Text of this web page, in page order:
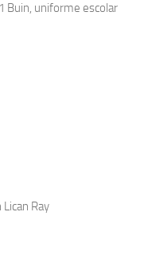
Buin, uniforme escolar
Lican Ray